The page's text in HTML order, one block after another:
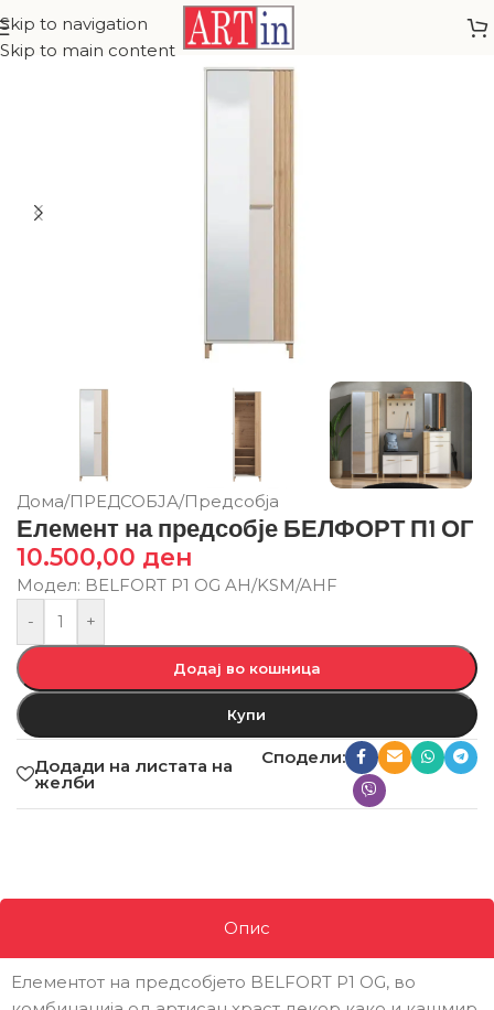
Skip to navigation
Skip to main content
Дома/ПРЕДСОБЈА/Предсобја
Елемент на предсобје БЕЛФОРТ П1 ОГ
10.500,00 ден
Модел: BELFORT P1 OG AH/KSM/AHF
-
+
Додај во кошница
Купи
Додади на листата на
желби
Сподели:
Опис
Елементот на предсобјето BELFORT P1 OG, во